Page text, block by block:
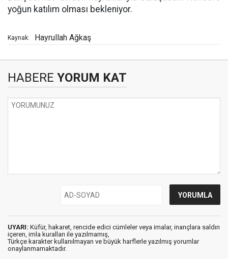
yoğun katılım olması bekleniyor.
Kaynak: Hayrullah Ağkaş
HABERE YORUM KAT
UYARI: Küfür, hakaret, rencide edici cümleler veya imalar, inançlara saldırı
içeren, imla kuralları ile yazılmamış,
Türkçe karakter kullanılmayan ve büyük harflerle yazılmış yorumlar
onaylanmamaktadır.